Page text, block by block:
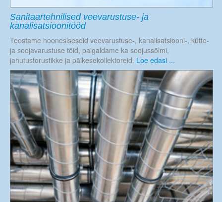
Sanitaartehnilised veevarustuse- ja
kanalisatsioonitööd
Teostame hoonesiseseid veevarustuse-, kanalisatsiooni-, kütte-
ja soojavarustuse töid, paigaldame ka soojussõlmi,
jahutustorustikke ja päikesekollektoreid. Loe edasi ...